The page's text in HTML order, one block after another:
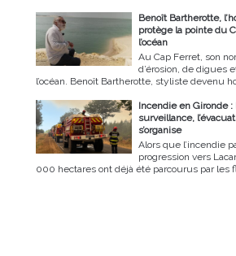
Benoît Bartherotte,
protège la pointe du
l’océan
Au Cap Ferret, son
d’érosion, de digues
l’océan. Benoît Bartherotte, styliste devenu
Incendie en Gironde :
surveillance,
s’organise
Alors que l’incendie
progression vers
000 hectares ont déjà été parcourus par les